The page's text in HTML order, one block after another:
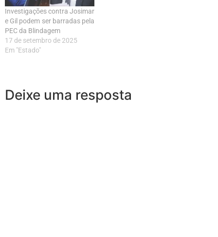
Investigações contra Josimar
e Gil podem ser barradas pela
PEC da Blindagem
17 de setembro de 2025
Em "Estado"
Deixe uma resposta